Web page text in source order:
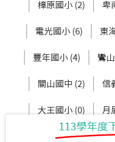
樟原國小 (2) 卑
電光國小 (6) 東
豐年國小 (4) 鸞
關山國中 (2) 信
大王國小 (0) 月
新生國中
113學年度